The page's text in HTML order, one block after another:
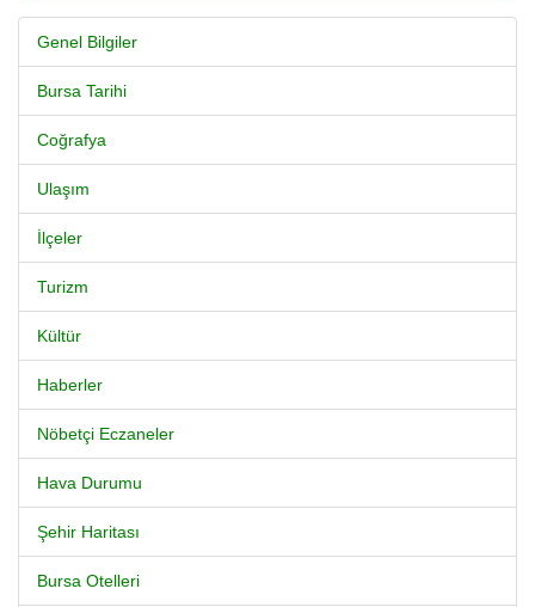
Genel Bilgiler
Bursa Tarihi
Coğrafya
Ulaşım
İlçeler
Turizm
Kültür
Haberler
Nöbetçi Eczaneler
Hava Durumu
Şehir Haritası
Bursa Otelleri